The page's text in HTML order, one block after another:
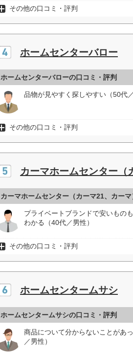
その他の口コミ・評判
ホームセンターバロー
ホームセンターバローの口コミ・評判
品物が見やすく探しやすい（50代／
その他の口コミ・評判
カーマホームセンター（
カーマホームセンター（カーマ21、カー
プライベートブランドで安いもの
わかる（40代／男性）
その他の口コミ・評判
ホームセンタームサシ
ホームセンタームサシの口コミ・評判
商品について分からないことがあ
／男性）